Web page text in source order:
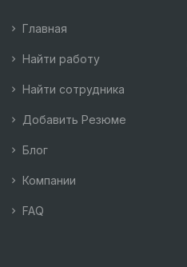
Главная
Найти работу
Найти сотрудника
Добавить Резюме
Блог
Компании
FAQ